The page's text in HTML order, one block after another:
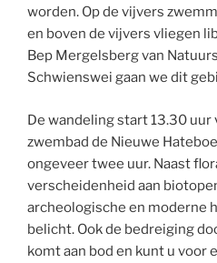
worden. Op de vijvers
en boven de vijvers vliegen
Bep Mergelsberg van
Schwienswei gaan we dit
De wandeling start 13.30 uur
zwembad de Nieuwe
ongeveer twee uur. Naast
verscheidenheid aan
archeologische en moderne
belicht. Ook de bedreiging
komt aan bod en kunt u voor